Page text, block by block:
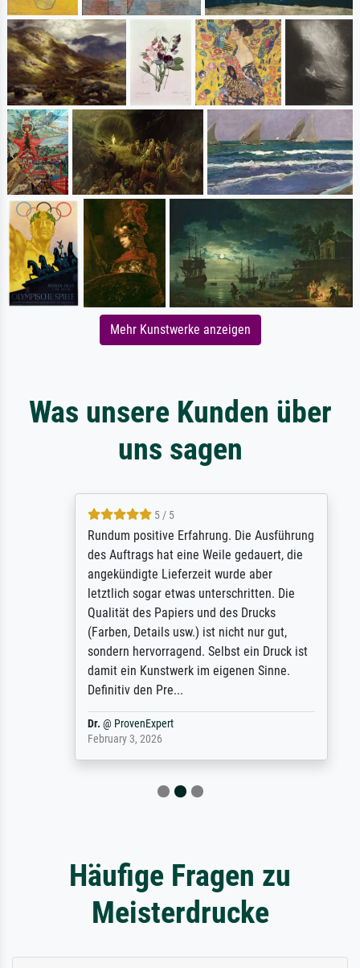
Mehr Kunstwerke anzeigen
Was unsere Kunden über
uns sagen
5 / 5
Rundum positive Erfahrung. Die Ausführung
des Auftrags hat eine Weile gedauert, die
angekündigte Lieferzeit wurde aber
letztlich sogar etwas unterschritten. Die
Qualität des Papiers und des Drucks
(Farben, Details usw.) ist nicht nur gut,
sondern hervorragend. Selbst ein Druck ist
damit ein Kunstwerk im eigenen Sinne.
Definitiv den Pre...
@ProvenExpert
February 3, 2026
Häufige Fragen zu
Meisterdrucke